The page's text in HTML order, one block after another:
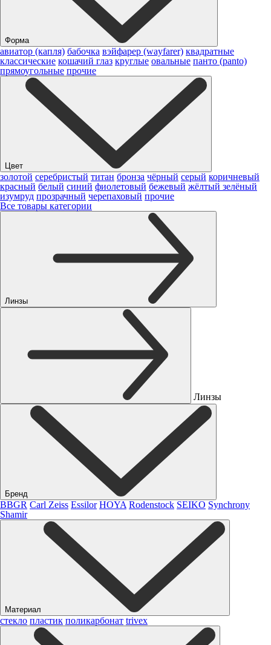
Форма
авиатор (капля) бабочка вэйфарер (wayfarer) квадратные
классические кошачий глаз круглые овальные панто (panto)
прямоугольные прочие
Цвет
золотой серебристый титан бронза чёрный серый коричневый
красный белый синий фиолетовый бежевый жёлтый зелёный
изумруд прозрачный черепаховый прочие
Все товары категории
Линзы
Линзы
Бренд
BBGR Carl Zeiss Essilor HOYA Rodenstock SEIKO Synchrony
Shamir
Материал
стекло пластик поликарбонат trivex